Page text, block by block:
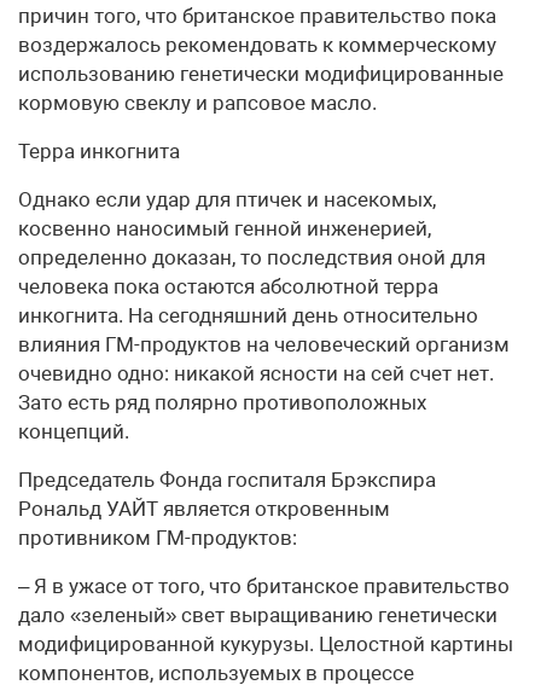
причин того, что британское правительство пока
воздержалось рекомендовать к коммерческому
использованию генетически модифицированные
кормовую свеклу и рапсовое масло.
Терра инкогнита
Однако если удар для птичек и насекомых,
косвенно наносимый генной инженерией,
определенно доказан, то последствия оной для
человека пока остаются абсолютной терра
инкогнита. На сегодняшний день относительно
влияния ГМ-продуктов на человеческий организм
очевидно одно: никакой ясности на сей счет нет.
Зато есть ряд полярно противоположных
концепций.
Председатель Фонда госпиталя Брэкспира
Рональд УАЙТ является откровенным
противником ГМ-продуктов:
– Я в ужасе от того, что британское правительство
дало «зеленый» свет выращиванию генетически
модифицированной кукурузы. Целостной картины
компонентов, используемых в процессе